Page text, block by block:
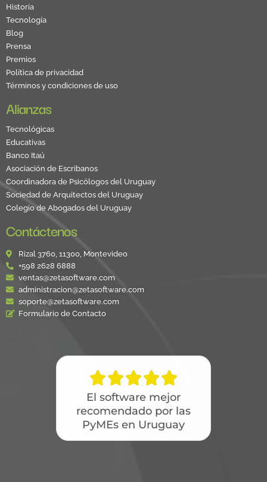
Historia
Tecnología
Blog
Prensa
Premios
Política de privacidad
Términos y condiciones de uso
Alianzas
Tecnológicas
Educativas
Banco Itaú
Asociación de Escribanos
Coordinadora de Psicólogos del Uruguay
Sociedad de Arquitectos del Uruguay
Colegio de Abogados del Uruguay
Contáctenos
Rizal 3760, 11300, Montevideo
+598 2628 6888
ventas@zetasoftware.com
administracion@zetasoftware.com
soporte@zetasoftware.com
Formulario de Contacto

El software mejor
recomendado por las
PyMEs en Uruguay